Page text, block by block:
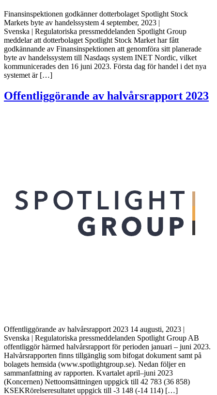
Finansinspektionen godkänner dotterbolaget Spotlight Stock
Markets byte av handelssystem 4 september, 2023 |
Svenska | Regulatoriska pressmeddelanden Spotlight Group
meddelar att dotterbolaget Spotlight Stock Market har fått
godkännande av Finansinspektionen att genomföra sitt planerade
byte av handelssystem till Nasdaqs system INET Nordic, vilket
kommunicerades den 16 juni 2023. Första dag för handel i det nya
systemet är […]
Offentliggörande av halvårsrapport 2023
Offentliggörande av halvårsrapport 2023 14 augusti, 2023 |
Svenska | Regulatoriska pressmeddelanden Spotlight Group AB
offentliggör härmed halvårsrapport för perioden januari – juni 2023.
Halvårsrapporten finns tillgänglig som bifogat dokument samt på
bolagets hemsida (www.spotlightgroup.se). Nedan följer en
sammanfattning av rapporten. Kvartalet april–juni 2023
(Koncernen) Nettoomsättningen uppgick till 42 783 (36 858)
KSEKRörelseresultatet uppgick till -3 148 (-14 114) […]